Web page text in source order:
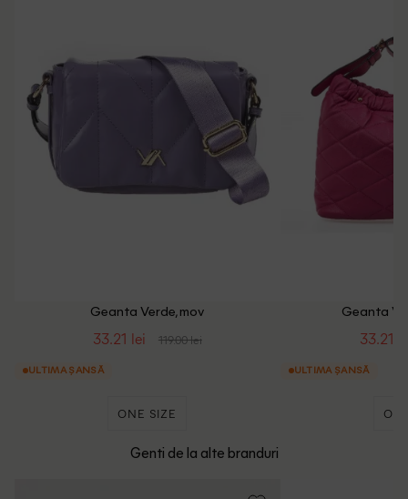
Geanta Verde, mov
33.21 lei 119.00 lei
ULTIMA ȘANSĂ
ONE SIZE
Geanta
33.21
ULTIMA ȘANSĂ
Genti de la alte branduri